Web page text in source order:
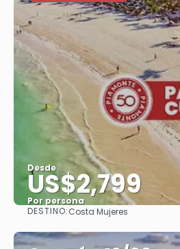
Desde
US$2,799
Por persona
DESTINO:Costa Mujeres